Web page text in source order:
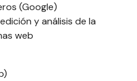
(Google)
y análisis de la
web